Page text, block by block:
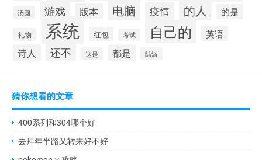
汤圆 游戏 版本 电脑 疫情 的人 的是
礼物 系统 红包 考试 自己的 英语
诗人 还不 这是 都是 陆游
猜你想看的文章
400系列和304哪个好
去拜年半路又转来好不好